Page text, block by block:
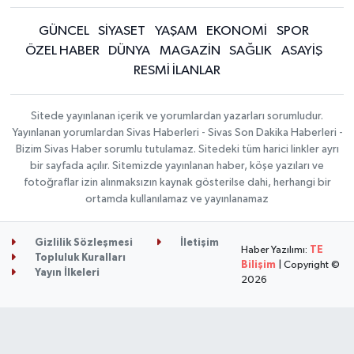
GÜNCEL SİYASET YAŞAM EKONOMİ
SPOR
ÖZEL HABER
DÜNYA MAGAZİN SAĞLIK
ASAYİŞ
RESMİ İLANLAR
Sitede yayınlanan içerik ve yorumlardan yazarları sorumludur.
Yayınlanan yorumlardan Sivas Haberleri - Sivas Son Dakika Haberleri -
Bizim Sivas Haber sorumlu tutulamaz. Sitedeki tüm harici linkler ayrı
bir sayfada açılır. Sitemizde yayınlanan haber, köşe yazıları ve
fotoğraflar izin alınmaksızın kaynak gösterilse dahi, herhangi bir
ortamda kullanılamaz ve yayınlanamaz
Gizlilik Sözleşmesi
İletişim
Topluluk Kuralları
Yayın İlkeleri
Haber Yazılımı: TE
Bilişim | Copyright ©
2026